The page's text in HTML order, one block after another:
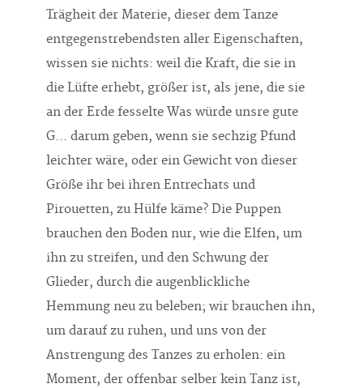
Trägheit der Materie, dieser dem Tanze
entgegenstrebendsten aller Eigenschaften,
wissen sie nichts: weil die Kraft, die sie in
die Lüfte erhebt, größer ist, als jene, die sie
an der Erde fesselte Was würde unsre gute
G... darum geben, wenn sie sechzig Pfund
leichter wäre, oder ein Gewicht von dieser
Größe ihr bei ihren Entrechats und
Pirouetten, zu Hülfe käme? Die Puppen
brauchen den Boden nur, wie die Elfen, um
ihn zu streifen, und den Schwung der
Glieder, durch die augenblickliche
Hemmung neu zu beleben; wir brauchen ihn,
um darauf zu ruhen, und uns von der
Anstrengung des Tanzes zu erholen: ein
Moment, der offenbar selber kein Tanz ist,